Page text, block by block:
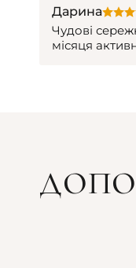
Дарина
Чудові
місяця